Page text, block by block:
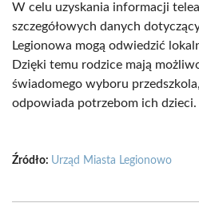
W celu uzyskania informacji
szczegółowych danych
Legionowa mogą odwiedzić
Dzięki temu rodzice mają
świadomego wyboru
odpowiada potrzebom ich dzieci.
Źródło: Urząd Miasta Legionowo